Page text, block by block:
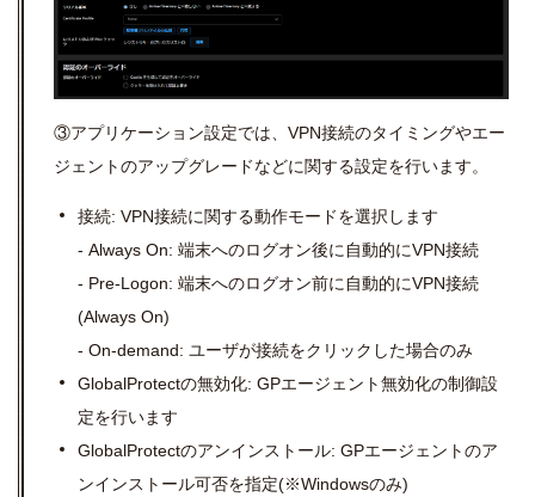
③アプリケーション設定では、 VPN接続のタイミングやエー
ジェントのアップグレードなどに関する設定を行います。
接続: VPN接続に関する動作モードを選択します
- Always On: 端末へのログオン後に自動的にVPN接続
- Pre-Logon: 端末へのログオン前に自動的にVPN接続
(Always On)
- On-demand: ユーザが接続をクリックした場合のみ
GlobalProtectの無効化: GPエージェント無効化の制御設
定を行います
GlobalProtectのアンインストール: GPエージェントのア
ンインストール可否を指定(※Windowsのみ)